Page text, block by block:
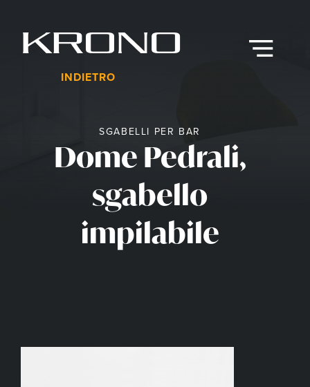
contenuto
Menu
INDIETRO
SGABELLI PER BAR
Dome Pedrali,
sgabello
impilabile